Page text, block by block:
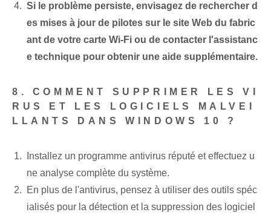
Si le problème persiste, envisagez de rechercher d
es mises à jour de pilotes sur le site Web du fabric
ant de votre carte Wi-Fi ou de contacter l'assistanc
e technique pour obtenir une aide supplémentaire.
8.‌ COMMENT SUPPRIMER LES VI
RUS ET LES LOGICIELS MALVEI
LLANTS‌ DANS WINDOWS 10 ?
Installez un programme antivirus réputé et effectuez u
ne analyse complète du système.
En plus de l'antivirus, pensez à utiliser des outils spéc
ialisés pour la détection et la suppression des logiciel